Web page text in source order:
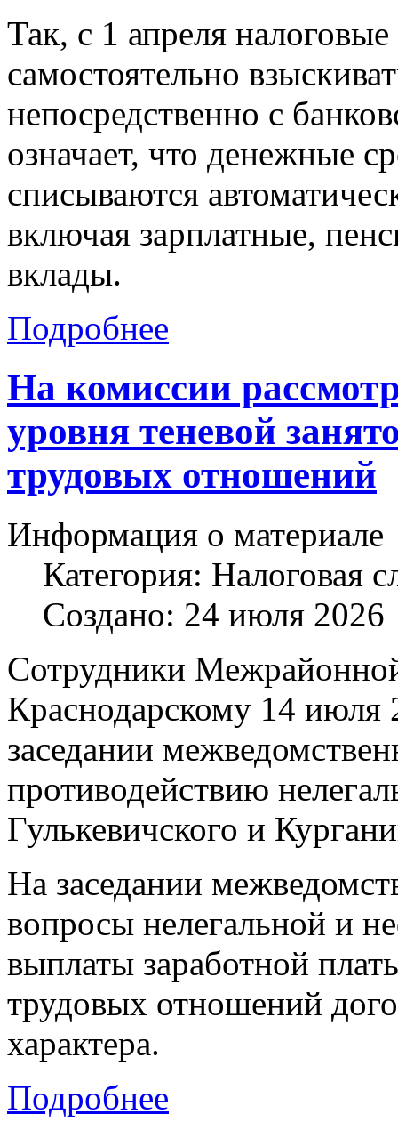
Так, с 1 апреля
самостоятельно
непосредственно с
означает, что денежные
списываются
включая зарплатные,
вклады.
Подробнее
На комиссии
уровня теневой
трудовых отношений
Информация о материале
Категория: Налоговая
Создано: 24 июля 2026
Сотрудники
Краснодарскому 14 июля
заседании
противодействию
Гулькевичского и
На заседании
вопросы нелегальной и
выплаты заработной
трудовых отношений
характера.
Подробнее